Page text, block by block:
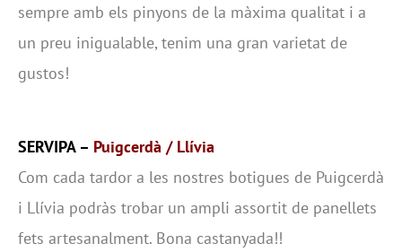
sempre amb els pinyons de la màxima qualitat i a
un preu inigualable, tenim una gran varietat de
gustos!
SERVIPA – Puigcerdà / Llívia
Com cada tardor a les nostres botigues de Puigcerdà
i Llívia podràs trobar un ampli assortit de panellets
fets artesanalment. Bona castanyada!!